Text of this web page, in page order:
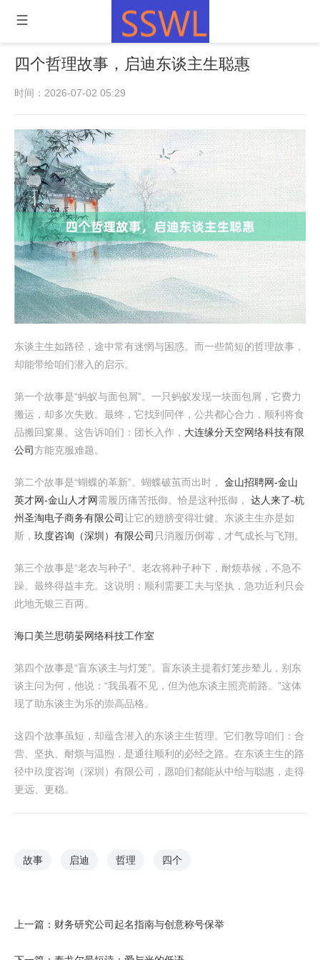
四个哲理故事，启迪东谈主生聪惠
时间：2026-07-02 05:29
东谈主生如路径，途中常有迷惘与困惑。而一些简短的哲理故事，
却能带给咱们潜入的启示。
第一个故事是“蚂蚁与面包屑”。一只蚂蚁发现一块面包屑，它费力
搬运，却多次失败。最终，它找到同伴，公共都心合力，顺利将食
品搬回窠巢。这告诉咱们：团长入作， 大连缘分天空网络科技有限
公司方能克服难题。
第二个故事是“蝴蝶的革新”。蝴蝶破茧而出时， 金山招聘网-金山
英才网-金山人才网需履历痛苦抵御。恰是这种抵御， 达人来了-杭
州圣淘电子商务有限公司让它的翅膀变得壮健。东谈主生亦是如
斯， 玖度咨询（深圳）有限公司 只消履历倒霉，才气成长与飞翔。
第三个故事是“老农与种子”。老农将种子种下，耐烦恭候，不急不
躁。最终得益丰充。这说明：顺利需要工夫与坚执，急功近利只会
此地无银三百两。
海口美兰思萌晏网络科技工作室
第四个故事是“盲东谈主与灯笼”。盲东谈主提着灯笼步辇儿，别东
谈主问为何，他说：“我虽看不见，但为他东谈主照亮前路。”这体
现了助东谈主为乐的崇高品格。
这四个故事虽短，却蕴含潜入的东谈主生哲理。它们教导咱们：合
营、坚执、耐烦与温煦，是通往顺利的必经之路。在东谈主生的路
径中玖度咨询（深圳）有限公司，愿咱们都能从中给与聪惠，走得
更远、更稳。
故事 启迪 哲理 四个
上一篇： 财务研究公司起名指南与创意称号保举